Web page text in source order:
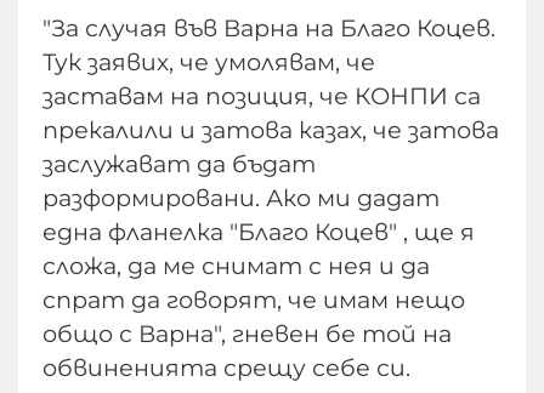
"За случая във Варна на Благо Коцев.
Тук заявих, че умолявам, че
заставам на позиция, че КОНПИ са
прекалили и затова казах, че затова
заслужават да бъдат
разформировани. Ако ми дадат
една фланелка "Благо Коцев" , ще я
сложа, да ме снимат с нея и да
спрат да говорят, че имам нещо
общо с Варна", гневен бе той на
обвиненията срещу себе си.